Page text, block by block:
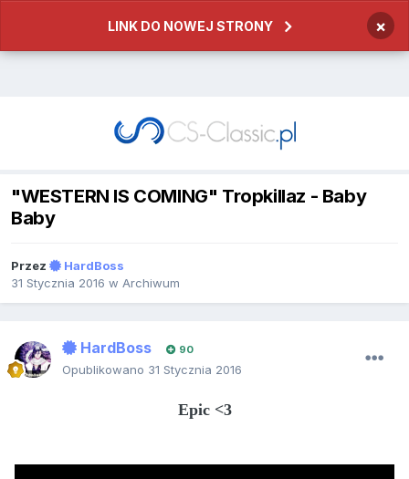
LINK DO NOWEJ STRONY ×
"WESTERN IS COMING" Tropkillaz - Baby
Baby
Przez
HardBoss
31 Stycznia 2016 w Archiwum
HardBoss 90
Opublikowano 31 Stycznia 2016
Epic <3